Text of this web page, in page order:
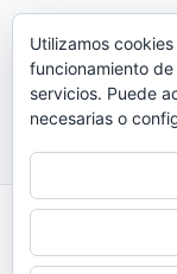
comment data is
Política
©
Utilizamos
funcionamiento
servicios. Puede
necesarias o